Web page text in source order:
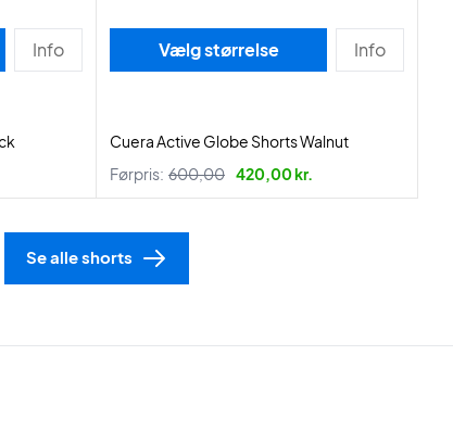
Info Vælg størrelse Info
Cuera Active Globe Shorts Walnut
Førpris: 600,00 420,00 kr.
Se alle shorts